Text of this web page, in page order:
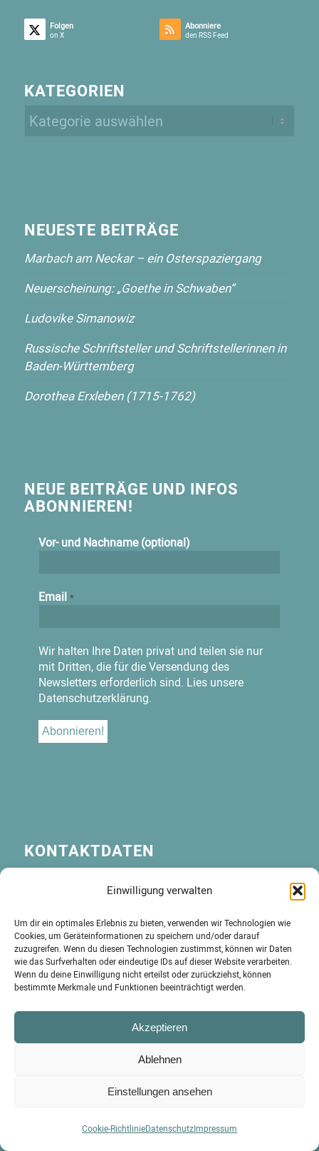
Einwilligung verwalten
Um dir ein optimales Erlebnis zu bieten, verwenden wir Technologien wie
Cookies, um Geräteinformationen zu speichern und/oder darauf
zuzugreifen. Wenn du diesen Technologien zustimmst, können wir Daten
wie das Surfverhalten oder eindeutige IDs auf dieser Website verarbeiten.
Wenn du deine Einwilligung nicht erteilst oder zurückziehst, können
bestimmte Merkmale und Funktionen beeinträchtigt werden.
Akzeptieren
Ablehnen
Einstellungen ansehen
Cookie-RichtlinieDatenschutzImpressum
Folgen
on X
Abonniere
den RSS Feed
KATEGORIEN
Kategorien
NEUESTE BEITRÄGE
Marbach am Neckar – ein Osterspaziergang
Neuerscheinung: „Goethe in Schwaben“
Ludovike Simanowiz
Russische Schriftsteller und Schriftstellerinnen in
Baden-Württemberg
Dorothea Erxleben (1715-1762)
NEUE BEITRÄGE UND INFOS
ABONNIEREN!
Vor- und Nachname (optional)
Email *
Wir halten Ihre Daten privat und teilen sie nur
mit Dritten, die für die Versendung des
Newsletters erforderlich sind. Lies unsere
Datenschutzerklärung.
KONTAKTDATEN
Andrea Hahn
Text & Presse
Mainzer Straße 42
D-71672 Marbach am Neckar
Telefon: +49 7144 130 08 10
kontakt(at)hahn-presse.de